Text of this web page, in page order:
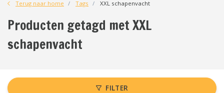
Terug naar home Tags XXL schapenvacht
Producten getagd met XXL
schapenvacht
FILTER